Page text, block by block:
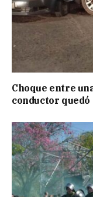
Choque entre
conductor